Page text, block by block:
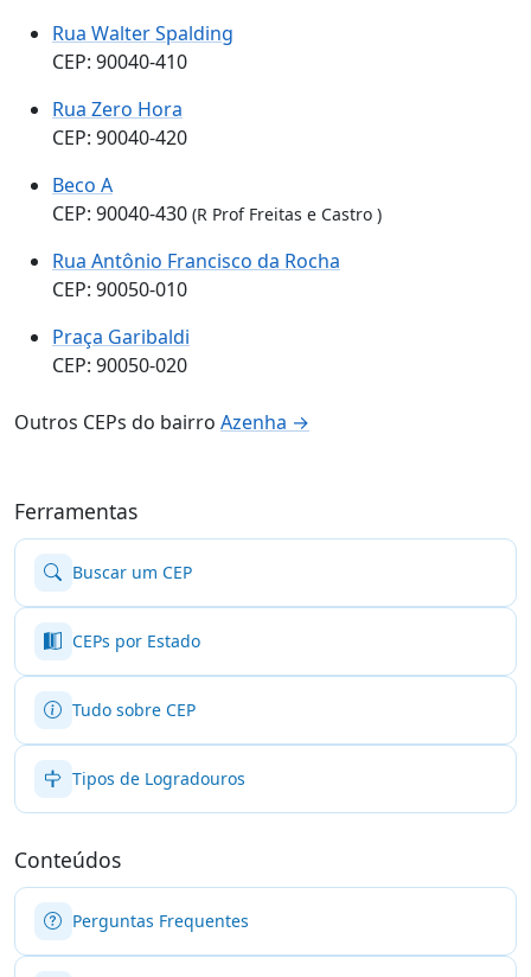
Rua Walter Spalding
CEP: 90040-410
Rua Zero Hora
CEP: 90040-420
Beco A
CEP: 90040-430 (R Prof Freitas e Castro )
Rua Antônio Francisco da Rocha
CEP: 90050-010
Praça Garibaldi
CEP: 90050-020
Outros CEPs do bairro Azenha →
Ferramentas
Buscar um CEP
CEPs por Estado
Tudo sobre CEP
Tipos de Logradouros
Conteúdos
Perguntas Frequentes